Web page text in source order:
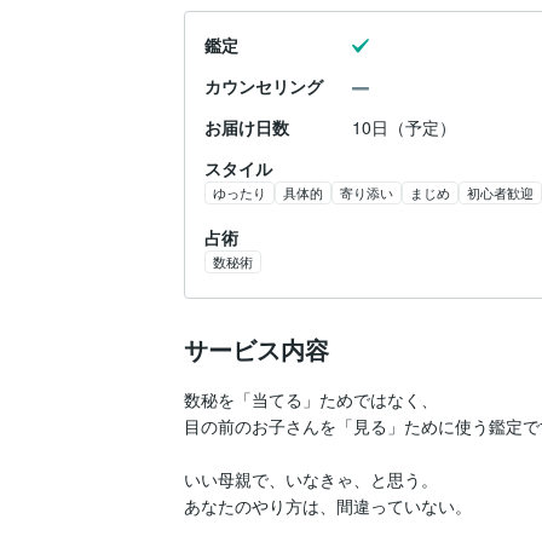
鑑定
カウンセリング
お届け日数
10日（予定）
スタイル
ゆったり 具体的 寄り添い まじめ 初心者歓迎
占術
数秘術
サービス内容
数秘を「当てる」ためではなく、
目の前のお子さんを「見る」ために使う鑑定
いい母親で、いなきゃ、と思う。
あなたのやり方は、間違っていない。